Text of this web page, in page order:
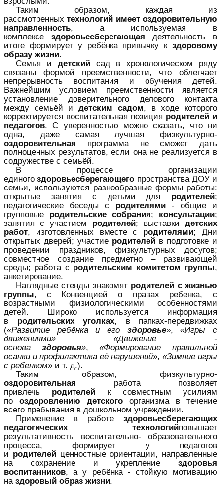
Таким образом, каждая из
рассмотренныхтехнологий имеет оздоровительную
направленность, а используемая в
комплексе здоровьесберегающая деятельность в
итоге формирует у ребёнка привычку к здоровому
образу жизни.
Семья и детский сад в хронологическом ряду
связаны формой преемственности, что облегчает
непрерывность воспитания и обучения детей.
Важнейшим условием преемственности является
установление доверительного делового контакта
между семьёй идетским садом, в ходе которого
корректируется воспитательная позиция родителей и
педагогов. С уверенностью можно сказать, что ни
одна, даже самая лучшая физкультурно-
оздоровительная программа не сможет дать
полноценных результатов, если она не реализуется в
содружестве с семьёй.
В процессе организации
единогоздоровьесберегающего пространства ДОУ и
семьи, используются разнообразные формы работы:
открытые занятия с детьми для родителей;
педагогические беседы с родителями- общие и
групповые родительские собрания; консультации;
занятия с участием родителей; выставки детских
работ, изготовленных вместе с родителями; Дни
открытых дверей; участие родителей в подготовке и
проведении праздников, физкультурных досугов;
совместное создание предметно – развивающей
среды; работа с родительским комитетом группы,
анкетирование.
Наглядные стенды знакомят родителей с жизнью
группы, с Конвенцией о правах ребенка, с
возрастными физиологическими особенностями
детей. Широко используется информация
в родительских уголках, в папках-передвижках
(«Развитие ребёнка и его здоровье»,«Игры с
движениями»
«Движение -
основа здоровья»,«Формирование правильной
осанки и профилактика её нарушений», «Зимние игры
с ребенком» и т. д.).
Таким образом, физкультурно-
оздоровительная работа позволяет
привлечь родителей к совместным усилиям
по оздоровлению детского организма в течение
всего пребывания в дошкольном учреждении.
Применение в работе здоровьесберегающих
педагогических технологийповышает
результативность воспитательно- образовательного
процесса, формирует у педагогов
и родителейценностные ориентации, направленные
на сохранение и укрепление здоровья
воспитанников, а у ребёнка - стойкую мотивацию
на здоровый образ жизни.